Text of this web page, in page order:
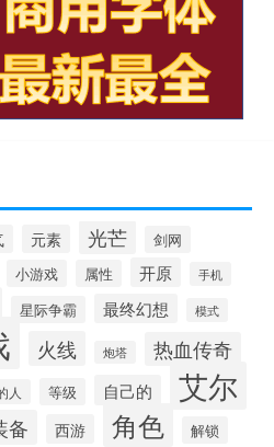
元素 光芒 剑网
小游戏 属性 开原 手机
星际争霸 最终幻想 模式
火线 炮塔 热血传奇
人 等级 自己的 艾尔
备 西游 角色 解锁